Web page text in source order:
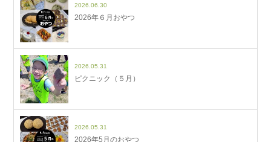
2026.06.30
2026年６月おやつ
2026.05.31
ピクニック（５月）
2026.05.31
2026年5月のおやつ